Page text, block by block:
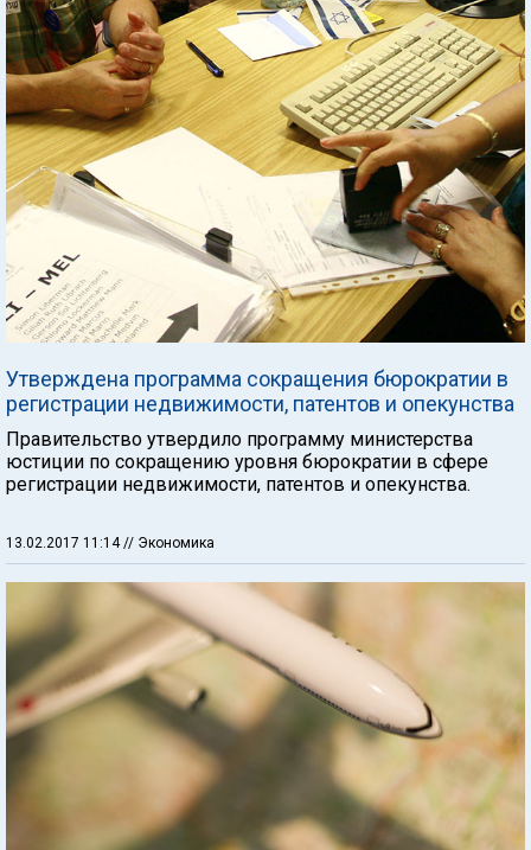
Утверждена программа сокращения бюрократии в
регистрации недвижимости, патентов и опекунства
Правительство утвердило программу министерства
юстиции по сокращению уровня бюрократии в сфере
регистрации недвижимости, патентов и опекунства.
13.02.2017 11:14 // Экономика